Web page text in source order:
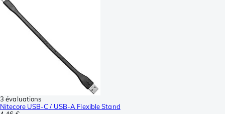
3 évaluations
Nitecore USB-C / USB-A Flexible Stand